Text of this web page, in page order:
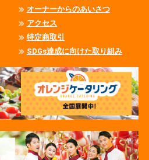
オーナーからのあいさつ
アクセス
特定商取引
SDGs達成に向けた取り組み